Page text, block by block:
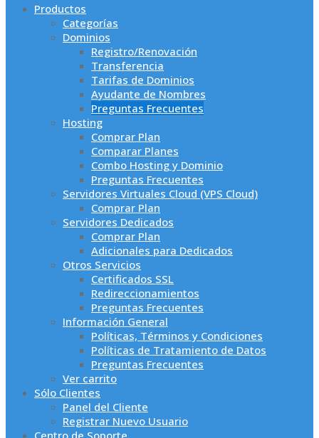
Productos
Categorías
Dominios
Registro/Renovación
Transferencia
Tarifas de Dominios
Ayudante de Nombres
Preguntas Frecuentes
Hosting
Comprar Plan
Comparar Planes
Combo Hosting y Dominio
Preguntas Frecuentes
Servidores Virtuales Cloud (VPS Cloud)
Comprar Plan
Servidores Dedicados
Comprar Plan
Adicionales para Dedicados
Otros Servicios
Certificados SSL
Redireccionamientos
Preguntas Frecuentes
Información General
Políticas, Términos y Condiciones
Políticas de Tratamiento de Datos
Preguntas Frecuentes
Ver carrito
Sólo Clientes
Panel del Cliente
Registrar Nuevo Usuario
Centro de Soporte